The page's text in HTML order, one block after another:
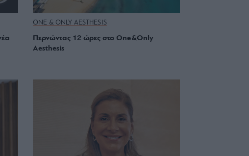
ONE & ONLY AESTHESIS
Περνώντας 12 ώρες στο One&Only
Aesthesis